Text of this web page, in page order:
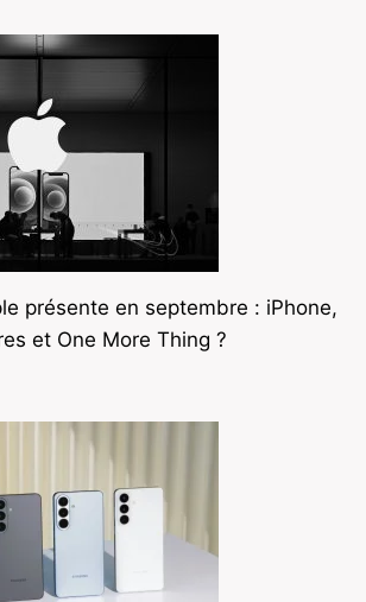
présente en septembre : iPhone,
et One More Thing ?